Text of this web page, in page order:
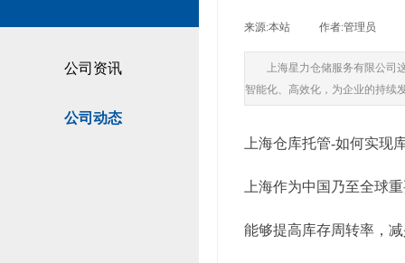
公司资讯
公司动态
来源:本站 作者:管理员
上海星力仓储服务有限公
智能化、高效化，为企业的持续
上海仓库托管-如何实现
上海作为中国乃至全球
能够提高库存周转率，